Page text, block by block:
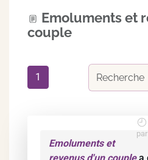
Emoluments et
couple
1
par
Emoluments et